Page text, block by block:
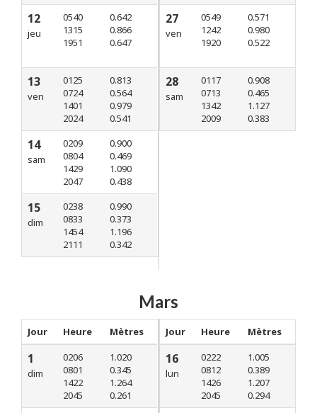
12
jeu
0540
1315
1951
0.642
0.866
0.647
13
ven
0125
0724
1401
2024
0.813
0.564
0.979
0.541
14
sam
0209
0804
1429
2047
0.900
0.469
1.090
0.438
15
dim
0238
0833
1454
2111
0.990
0.373
1.196
0.342
27
ven
0549
1242
1920
0.571
0.980
0.522
28
sam
0117
0713
1342
2009
0.908
0.465
1.127
0.383
Mars
Jour Heure Mètres
1
dim
0206
0801
1422
2045
1.020
0.345
1.264
0.261
Jour Heure Mètres
16
lun
0222
0812
1426
2045
1.005
0.389
1.207
0.294